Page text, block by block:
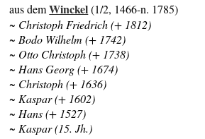
aus demWinckel(1/2, 1466-n. 1785)
~ Christoph Friedrich (+ 1812)
~ Bodo Wilhelm (+ 1742)
~ Otto Christoph (+ 1738)
~ Hans Georg (+ 1674)
~ Christoph (+ 1636)
~ Kaspar (+ 1602)
~ Hans (+ 1527)
~ Kaspar (15. Jh.)